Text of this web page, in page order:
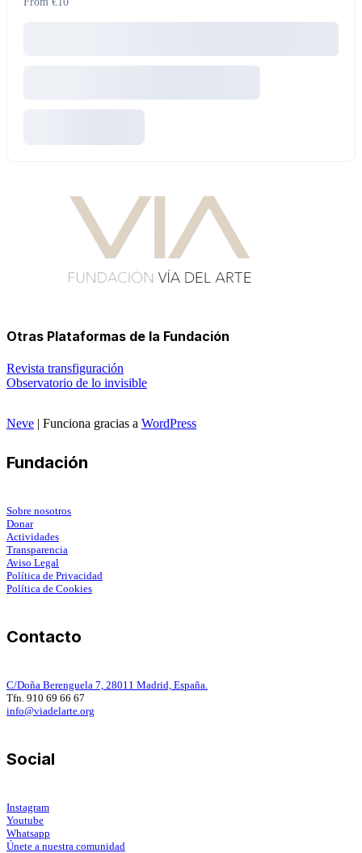
Otras Plataformas de la Fundación
Revista transfiguración
Observatorio de lo invisible
Neve | Funciona gracias a WordPress
Fundación
Sobre nosotros
Donar
Actividades
Transparencia
Aviso Legal
Política de Privacidad
Política de Cookies
Contacto
C/Doña Berenguela 7, 28011 Madrid, España.
Tfn. 910 69 66 67
info@viadelarte.org
Social
Instagram
Youtube
Whatsapp
Únete a nuestra comunidad